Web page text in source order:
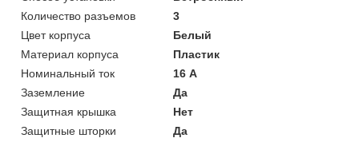
Количество разъемов
3
Цвет корпуса
Белый
Материал корпуса
Пластик
Номинальный ток
16 А
Заземление
Да
Защитная крышка
Нет
Защитные шторки
Да